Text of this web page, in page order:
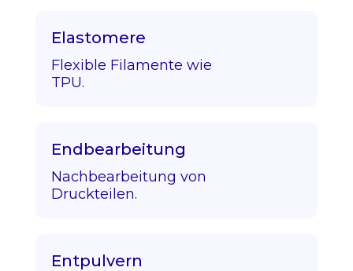
Elastomere
Flexible Filamente wie
TPU.
Endbearbeitung
Nachbearbeitung von
Druckteilen.
Entpulvern